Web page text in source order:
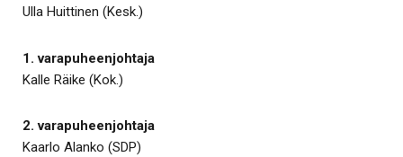
Ulla Huittinen (Kesk.)
1. varapuheenjohtaja
Kalle Räike (Kok.)
2. varapuheenjohtaja
Kaarlo Alanko (SDP)